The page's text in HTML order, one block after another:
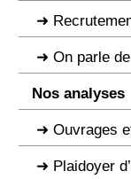
On parle
Nos analyses
Ouvrages
Plaidoyer